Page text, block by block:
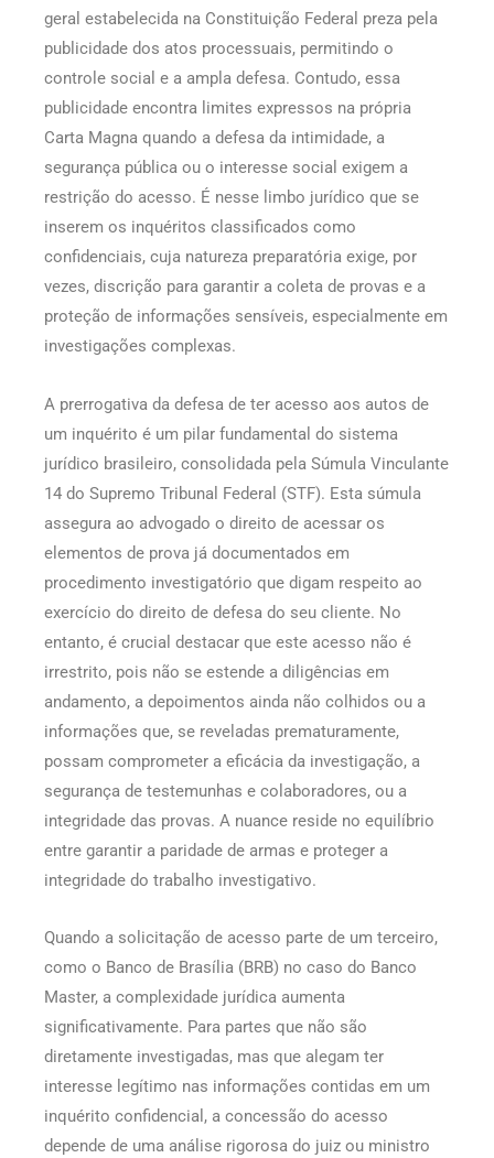
geral estabelecida na Constituição Federal preza pela
publicidade dos atos processuais, permitindo o
controle social e a ampla defesa. Contudo, essa
publicidade encontra limites expressos na própria
Carta Magna quando a defesa da intimidade, a
segurança pública ou o interesse social exigem a
restrição do acesso. É nesse limbo jurídico que se
inserem os inquéritos classificados como
confidenciais, cuja natureza preparatória exige, por
vezes, discrição para garantir a coleta de provas e a
proteção de informações sensíveis, especialmente em
investigações complexas.
A prerrogativa da defesa de ter acesso aos autos de
um inquérito é um pilar fundamental do sistema
jurídico brasileiro, consolidada pela Súmula Vinculante
14 do Supremo Tribunal Federal (STF). Esta súmula
assegura ao advogado o direito de acessar os
elementos de prova já documentados em
procedimento investigatório que digam respeito ao
exercício do direito de defesa do seu cliente. No
entanto, é crucial destacar que este acesso não é
irrestrito, pois não se estende a diligências em
andamento, a depoimentos ainda não colhidos ou a
informações que, se reveladas prematuramente,
possam comprometer a eficácia da investigação, a
segurança de testemunhas e colaboradores, ou a
integridade das provas. A nuance reside no equilíbrio
entre garantir a paridade de armas e proteger a
integridade do trabalho investigativo.
Quando a solicitação de acesso parte de um terceiro,
como o Banco de Brasília (BRB) no caso do Banco
Master, a complexidade jurídica aumenta
significativamente. Para partes que não são
diretamente investigadas, mas que alegam ter
interesse legítimo nas informações contidas em um
inquérito confidencial, a concessão do acesso
depende de uma análise rigorosa do juiz ou ministro